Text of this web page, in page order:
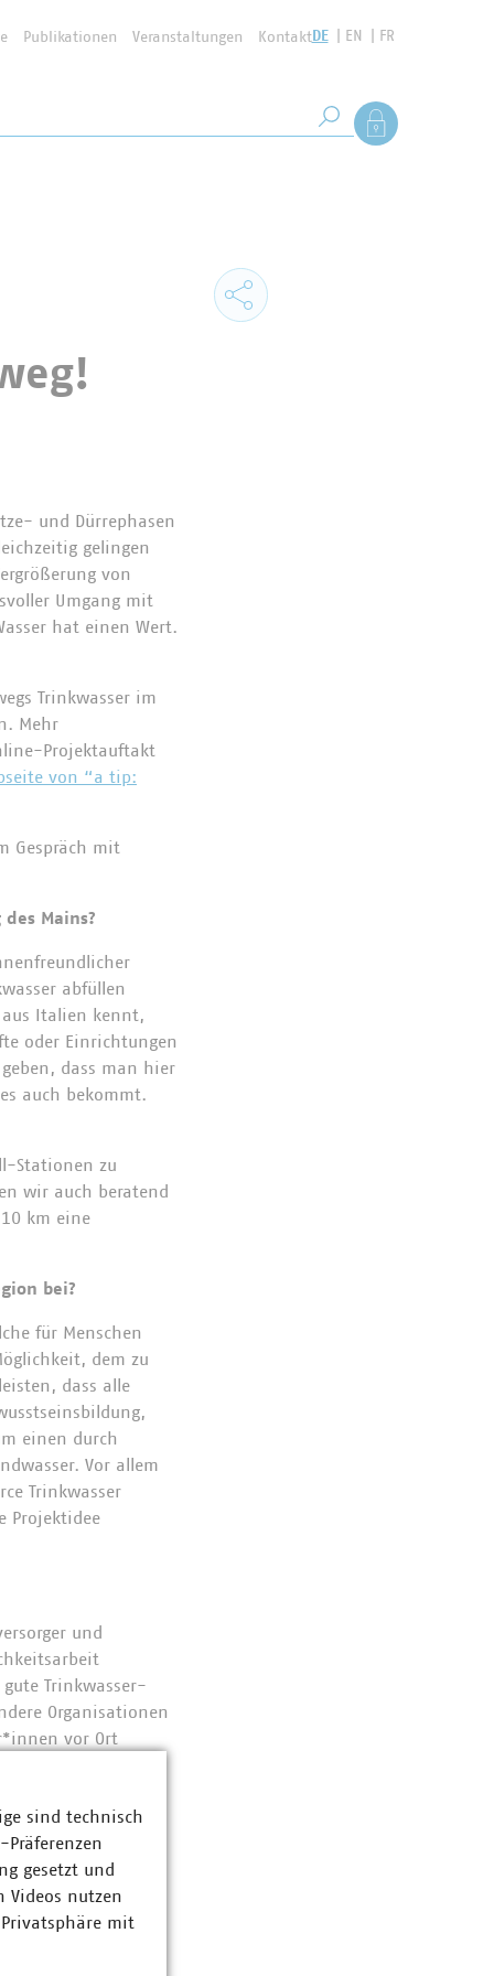
Publikationen Veranstaltungen KontaktDE EN FR
Suche starten
Als Mitglied
und Dürrephasen
gelingen
von
Umgang mit
hat einen Wert.
Trinkwasser im
Mehr
Projektauftakt
von “a tip:
Gespräch mit
Mains?
abfüllen
aus Italien kennt,
oder Einrichtungen
dass man hier
auch bekommt.
Stationen zu
wir auch beratend
km eine
bei?
für Menschen
dem zu
dass alle
einen durch
Vor allem
Trinkwasser
Projektidee
und
Trinkwasser-
Organisationen
vor Ort
und dem
uns nützliche
Thema, mit dem
Trinkwasser von
mit einsetzen
sind technisch
gesetzt und
Videos nutzen
mit